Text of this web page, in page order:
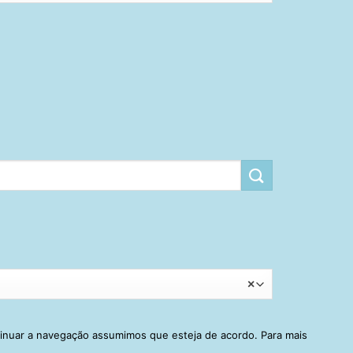
×
a navegação assumimos que esteja de acordo. Para mais